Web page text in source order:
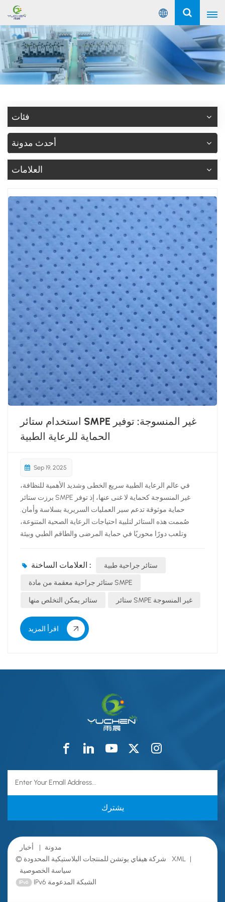
عربي
English
Русский
Español
Português
عربي
فئات
أحدث مدونة
العلامات
استخدام ستائر SMPE غير المنسوجة: توفير
الحماية للرعاية الطبية
Sep 19, 2025
في عالم الرعاية الطبية سريع الخطى وشديد الأهمية للنظافة،
برزت ستائر SMPE غير المنسوجة كحماية لا غنى عنها، إذ توفر
حماية موثوقة تدعم سير العمليات السريرية بسلاسة وأمان.
صُممت هذه الستائر لتلبية احتياجات الرعاية الصحية المتنوعة،
وتلعب دورًا محوريًا في حماية المرضى والطاقم الطبي وبيئة
لتكون خط دفاع أول ضد التلوث، حيث تُشكل حاجزًا مانعًا للبكتيريا
وسوائل الجسم والملوثات الخارجية، وهو أمر أساسي لمنع عدوى
SMPE بخفة وزنها ومرونتها، مما يسمح بوضعها بسلاسة فوق
المرضى والمعدات الجراحية دون المساس بالتغطية. تضمن هذه
المرونة حماية متواصلة طوال الإجراءات، مما يُتيح للفرق الطبية
العلامات الساخنة : ستائر جراحية طبية
ستائر جراحية معقمة من مادة SMPE
ستائر يمكن التخلص منها ستائر SMPE غير المنسوجة
اقرأ المزيد
مدونة |
أخبار
XML |
سياسة الخصوصية
IPv6 الشبكة المدعومة